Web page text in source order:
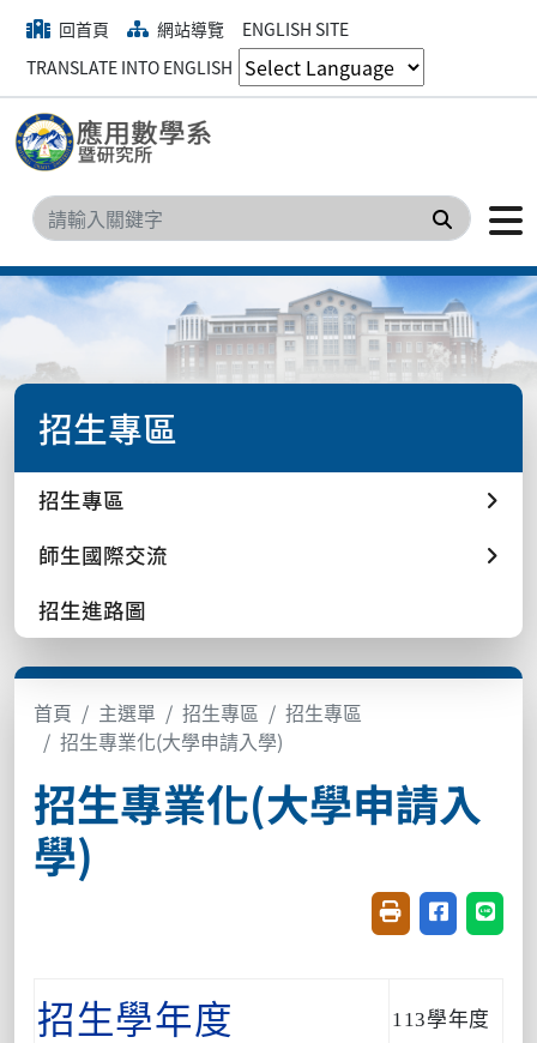
回首頁 網站導覽
ENGLISH SITE
TRANSLATE INTO ENGLISH
搜尋
招生專區
招生專區
師生國際交流
招生進路圖
首頁 主選單 招生專區
招生專區
招生專業化(大學申請入學)
招生專業化(大學申請入
學)
友善列印(開新視
分享至臉書
分享
招生學年度 113學年度